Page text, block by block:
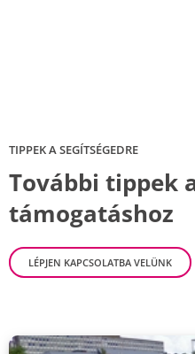
TIPPEK A SEGÍTSÉGEDRE
További tippek
támogatáshoz
LÉPJEN KAPCSOLATBA VELÜNK